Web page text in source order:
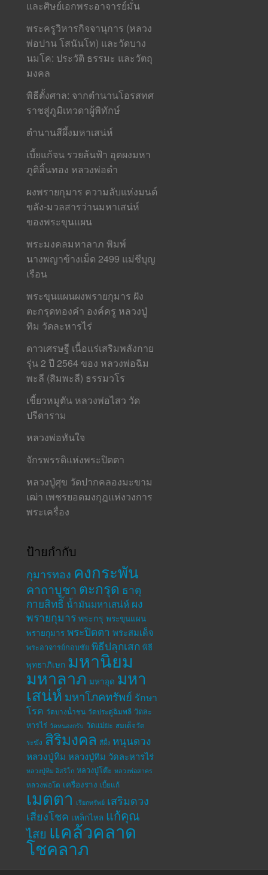
และศิษย์เอกพระอาจารย์มั่น
พระครูวิหารกิจจานุการ (หลวง
พ่อปาน โสนันโท) และวัดบาง
นมโค: ประวัติ ธรรมะ และวัตถุ
มงคล
พิธีตั้งศาล: จากตำนานโอรสทศ
ราชสู่ภูมิเทวดาผู้พิทักษ์
ตำนานสีผึ้งมหาเสน่ห์
เบี้ยแก้จน รวยล้นฟ้า อุดผงมหา
ภูติลิ้นทอง หลวงพ่อดำ
ผงพรายกุมาร ความลับแห่งมนต์
ขลัง-มวลสารว่านมหาเสน่ห์
ของพระขุนแผน
พระมงคลมหาลาภ พิมพ์
นางพญาข้างเม็ด 2499 แม่ชีบุญ
เรือน
พระขุนแผนผงพรายกุมาร ฝัง
ตะกรุดทองคำ องค์ครู หลวงปู่
ทิม วัดละหารไร่
ดาวเศรษฐี เนื้อแร่เสริมพลังกาย
รุ่น 2 ปี 2564 ของ หลวงพ่อฉิม
พะลี (สิมพะลี) ธรรมวโร
เขี้ยวหมูตัน หลวงพ่อไสว วัด
ปรีดาราม
หลวงพ่อทันใจ
จักรพรรดิแห่งพระปิดตา
หลวงปู่ศุข วัดปากคลองมะขาม
เฒ่า เพชรยอดมงกุฎแห่งวงการ
พระเครื่อง
ป้ายกำกับ
กุมารทอง คงกระพัน
คาถาบูชา ตะกรุด ธาตุ
กายสิทธิ์ น้ำมันมหาเสน่ห์ ผง
พรายกุมาร พระกรุ พระขุนแผน
พรายกุมาร พระปิดตา พระสมเด็จ
พระอาจารย์กอบชัย พิธีปลุกเสก พิธี
พุทธาภิเษก มหานิยม
มหาลาภ มหาอุด มหา
เสน่ห์ มหาโภคทรัพย์ รักษา
โรค วัดบางน้ำชน วัดประดู่ฉิมพลี วัดละ
หารไร่ วัดหนองกรับ วัดแม่ยะ สมเด็จวัด
ระฆัง สิริมงคล สีผึ้ง หนุนดวง
หลวงปู่ทิม หลวงปู่ทิม วัดละหารไร่
หลวงปู่ทิม อิสริโก หลวงปู่โต๊ะ หลวงพ่อสาคร
หลวงพ่อโต เครื่องราง เบี้ยแก้
เมตตา เรียกทรัพย์ เสริมดวง
เสี่ยงโชค เหล็กไหล แก้คุณ
ไสย แคล้วคลาด
โชคลาภ